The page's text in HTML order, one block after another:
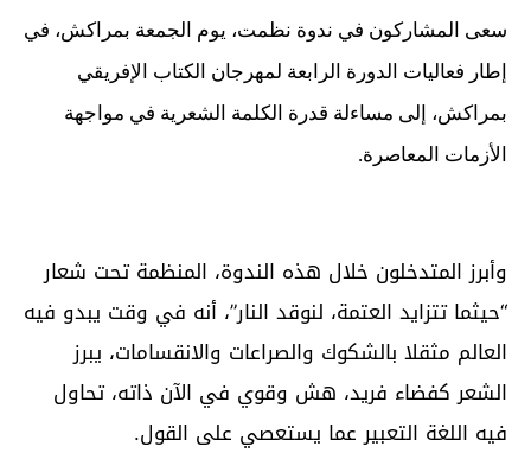
سعى المشاركون في ندوة نظمت، يوم الجمعة بمراكش، في
إطار فعاليات الدورة الرابعة لمهرجان الكتاب الإفريقي
بمراكش، إلى مساءلة قدرة الكلمة الشعرية في مواجهة
الأزمات المعاصرة.
وأبرز المتدخلون خلال هذه الندوة، المنظمة تحت شعار
“حيثما تتزايد العتمة، لنوقد النار”، أنه في وقت يبدو فيه
العالم مثقلا بالشكوك والصراعات والانقسامات، يبرز
الشعر كفضاء فريد، هش وقوي في الآن ذاته، تحاول
فيه اللغة التعبير عما يستعصي على القول.